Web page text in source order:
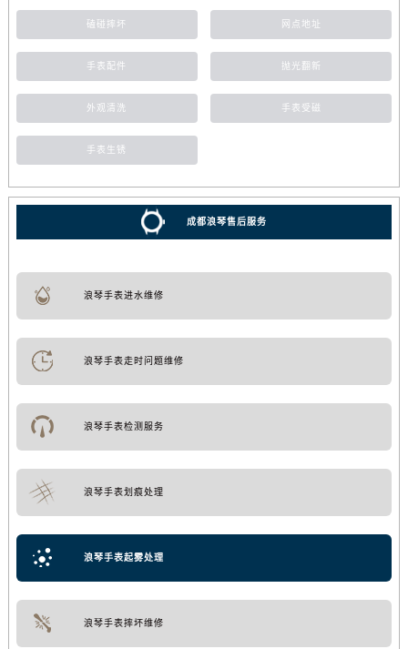
磕碰摔坏 网点地址
手表配件 抛光翻新
外观清洗 手表受磁
手表生锈
成都浪琴售后服务
浪琴手表进水维修
浪琴手表走时问题维修
浪琴手表检测服务
浪琴手表划痕处理
浪琴手表起雾处理
浪琴手表摔坏维修